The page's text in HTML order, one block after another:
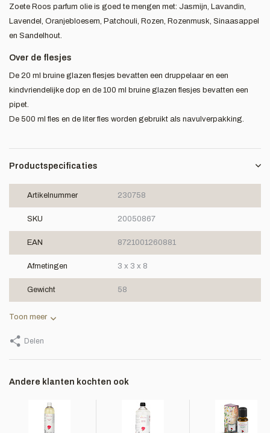
Zoete Roos parfum olie is goed te mengen met: Jasmijn, Lavandin,
Lavendel, Oranjebloesem, Patchouli, Rozen, Rozenmusk, Sinaasappel
en Sandelhout.
Over de flesjes
De 20 ml bruine glazen flesjes bevatten een druppelaar en een
kindvriendelijke dop en de 100 ml bruine glazen flesjes bevatten een
pipet.
De 500 ml fles en de liter fles worden gebruikt als navulverpakking.
Productspecificaties
Artikelnummer 230758
SKU 20050867
EAN 8721001260881
Afmetingen 3 x 3 x 8
Gewicht 58
Toon meer
Delen
Andere klanten kochten ook